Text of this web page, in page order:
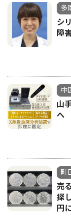
多
シ
障
中
山
へ
町
売
探
円